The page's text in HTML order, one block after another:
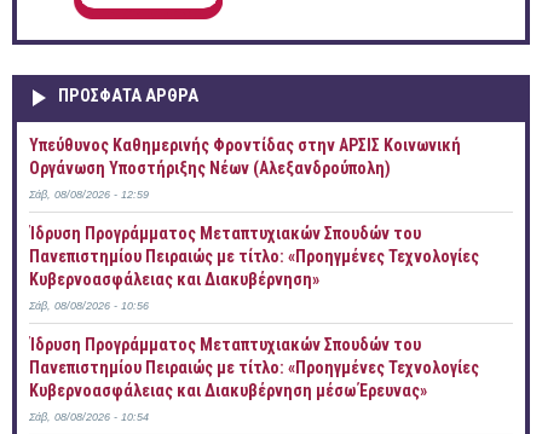
ΠΡOΣΦΑΤΑ AΡΘΡΑ
Yπεύθυνος Καθημερινής Φροντίδας στην ΑΡΣΙΣ Κοινωνική
Οργάνωση Υποστήριξης Νέων (Αλεξανδρούπολη)
Σάβ, 08/08/2026 - 12:59
Ίδρυση Προγράμματος Μεταπτυχιακών Σπουδών του
Πανεπιστημίου Πειραιώς με τίτλο: «Προηγμένες Τεχνολογίες
Κυβερνοασφάλειας και Διακυβέρνηση»
Σάβ, 08/08/2026 - 10:56
Ίδρυση Προγράμματος Μεταπτυχιακών Σπουδών του
Πανεπιστημίου Πειραιώς με τίτλο: «Προηγμένες Τεχνολογίες
Κυβερνοασφάλειας και Διακυβέρνηση μέσω Έρευνας»
Σάβ, 08/08/2026 - 10:54